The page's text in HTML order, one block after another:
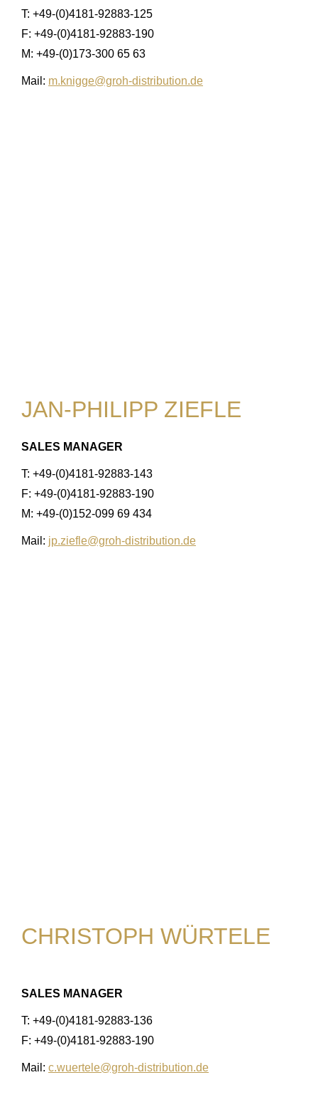
T: +49-(0)4181-92883-125
F: +49-(0)4181-92883-190
M: +49-(0)173-300 65 63
Mail: m.knigge@groh-distribution.de
JAN-PHILIPP ZIEFLE
SALES MANAGER
T: +49-(0)4181-92883-143
F: +49-(0)4181-92883-190
M: +49-(0)152-099 69 434
Mail: jp.ziefle@groh-distribution.de
CHRISTOPH WÜRTELE
SALES MANAGER
T: +49-(0)4181-92883-136
F: +49-(0)4181-92883-190
Mail: c.wuertele@groh-distribution.de